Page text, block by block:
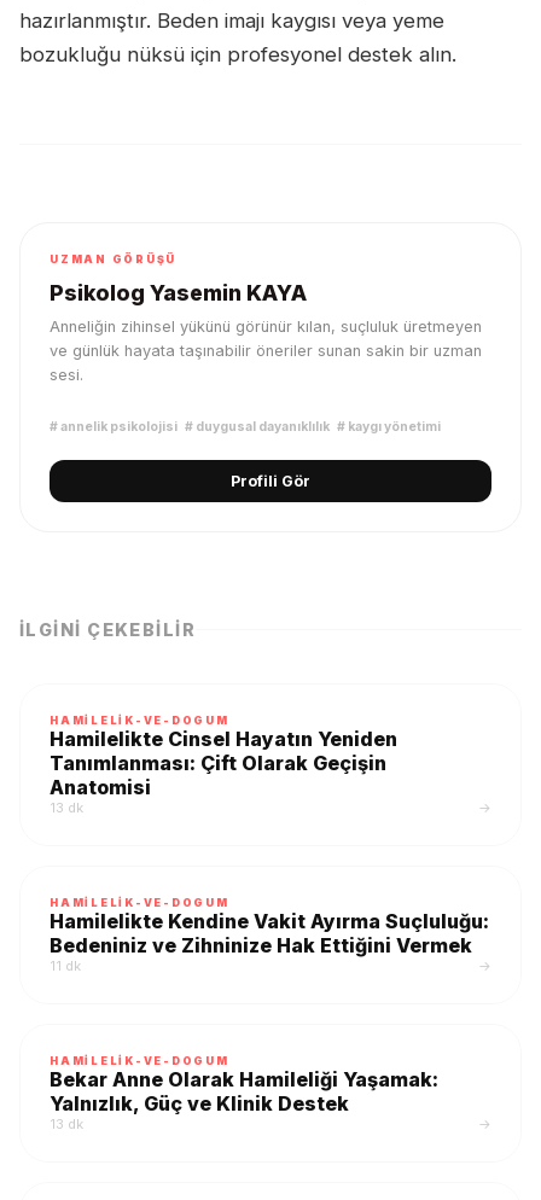
hazırlanmıştır. Beden imajı kaygısı veya yeme
bozukluğu nüksü için profesyonel destek alın.
UZMAN GÖRÜŞÜ
Psikolog Yasemin KAYA
Anneliğin zihinsel yükünü görünür kılan, suçluluk üretmeyen
ve günlük hayata taşınabilir öneriler sunan sakin bir uzman
sesi.
#annelik psikolojisi # duygusal dayanıklılık # kaygı yönetimi
Profili Gör
İLGINI ÇEKEBILIR
HAMILELIK-VE-DOGUM
Hamilelikte Cinsel Hayatın Yeniden
Tanımlanması: Çift Olarak Geçişin
Anatomisi
13 dk →
HAMILELIK-VE-DOGUM
Hamilelikte Kendine Vakit Ayırma Suçluluğu:
Bedeniniz ve Zihninize Hak Ettiğini Vermek
11 dk →
HAMILELIK-VE-DOGUM
Bekar Anne Olarak Hamileliği Yaşamak:
Yalnızlık, Güç ve Klinik Destek
13 dk →